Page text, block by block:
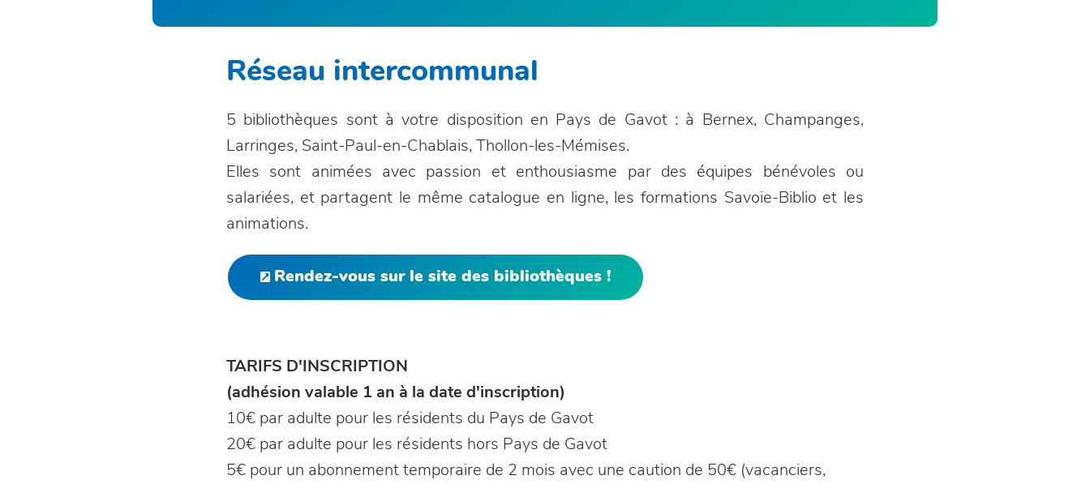
Réseau intercommunal
5 bibliothèques sont à votre disposition en Pays de Gavot : à Bernex, Champanges,
Larringes, Saint-Paul-en-Chablais, Thollon-les-Mémises.
Elles sont animées avec passion et enthousiasme par des équipes bénévoles ou
salariées, et partagent le même catalogue en ligne, les formations Savoie-Biblio et les
animations.
Rendez-vous sur le site des bibliothèques !
TARIFS D'INSCRIPTION
(adhésion valable 1 an à la date d'inscription)
10€ par adulte pour les résidents du Pays de Gavot
20€ par adulte pour les résidents hors Pays de Gavot
5€ pour un abonnement temporaire de 2 mois avec une caution de 50€ (vacanciers,